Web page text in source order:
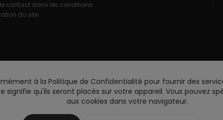
à la Politique de Confidentialité pour fournir des
signifie qu'ils seront placés sur votre appareil. Vous pouvez
aux cookies dans votre navigateur.
contact dans les conditions
du site.